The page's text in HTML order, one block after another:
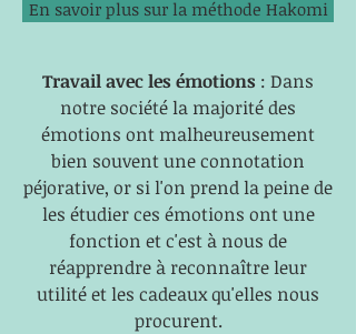
Travail avec les émotions : Dans
notre société la majorité des
émotions ont malheureusement
bien souvent une connotation
péjorative, or si l'on prend la peine de
les étudier ces émotions ont une
fonction et c'est à nous de
réapprendre à reconnaître leur
utilité et les cadeaux qu'elles nous
procurent.
En savoir plus sur la méthode Hakomi